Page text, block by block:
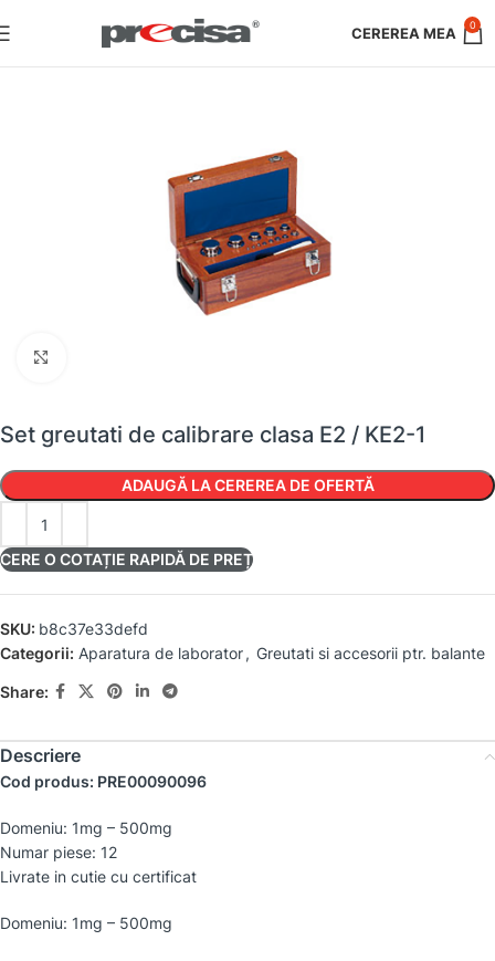
0
Set greutati de calibrare clasa E2 / KE2-1
ADAUGĂ LA CEREREA DE OFERTĂ
CERE O COTAȚIE RAPIDĂ DE PREȚ
SKU: b8c37e33defd
Categorii: Aparatura de laborator, Greutati si accesorii ptr. balante
Share:
Descriere
Cod produs: PRE00090096
Domeniu: 1mg – 500mg
Numar piese: 12
Livrate in cutie cu certificat
Domeniu: 1mg – 500mg